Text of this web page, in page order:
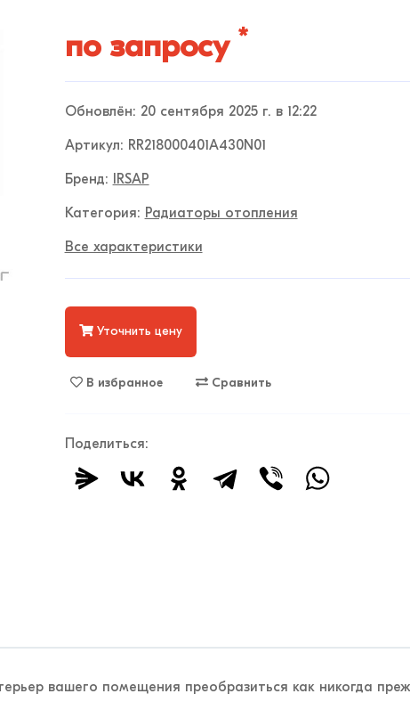
по запросу *
Обновлён: 20 сентября 2025 г. в 12:22
Артикул: RR218000401A430N01
Бренд: IRSAP
Категория: Радиаторы отопления
Все характеристики
Уточнить цену
В избранное Сравнить
Поделиться:
вашего помещения преобразиться как никогда